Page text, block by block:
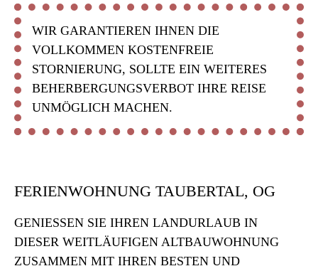
WIR GARANTIEREN IHNEN DIE
VOLLKOMMEN KOSTENFREIE
STORNIERUNG, SOLLTE EIN WEITERES
BEHERBERGUNGSVERBOT IHRE REISE
UNMÖGLICH MACHEN.
FERIENWOHNUNG TAUBERTAL, OG
GENIESSEN SIE IHREN LANDURLAUB IN D
IESER WEITLÄUFIGEN ALTBAUWOHNUNG Z
USAMMEN MIT IHREN BESTEN UND L